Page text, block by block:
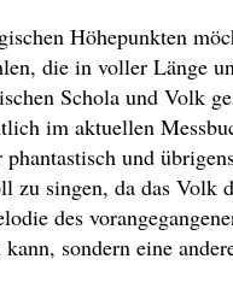
Höhepunkten
die in voller Länge
Schola und Volk
im aktuellen
und
zu singen, da das Volk
des
sondern eine